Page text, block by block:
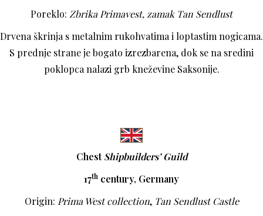
Poreklo: Zbrika Primavest, zamak Tan Sendlust
Drvena škrinja s metalnim rukohvatima i loptastim nogicama.
S prednje strane je bogato izrezbarena, dok se na sredini
poklopca nalazi grb kneževine Saksonije.
ChestShipbuilders’ Guild
17th century, Germany
Origin: Prima West collection,Tan Sendlust Castle